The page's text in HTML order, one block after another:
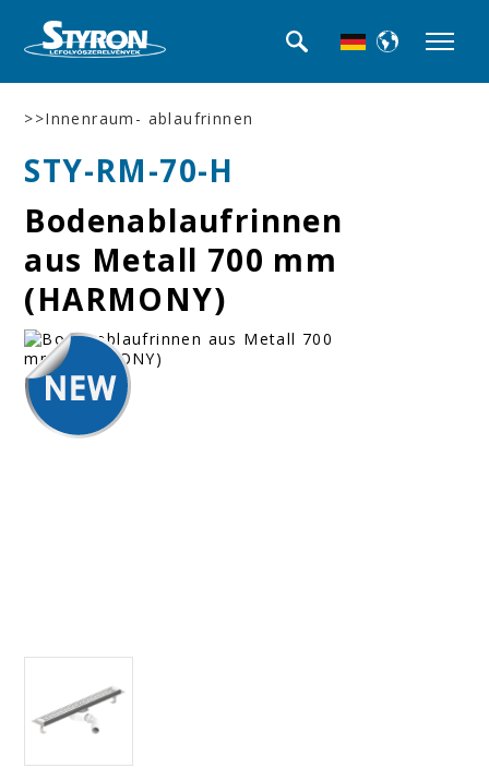
>>Innenraum- ablaufrinnen
STY-RM-70-H
Bodenablaufrinnen
aus Metall 700 mm
(HARMONY)